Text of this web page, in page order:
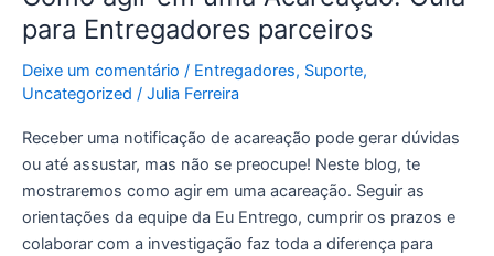
para Entregadores parceiros
Deixe um comentário / Entregadores, Suporte,
Uncategorized / Julia Ferreira
Receber uma notificação de acareação pode gerar dúvidas
ou até assustar, mas não se preocupe! Neste blog, te
mostraremos como agir em uma acareação. Seguir as
orientações da equipe da Eu Entrego, cumprir os prazos e
colaborar com a investigação faz toda a diferença para